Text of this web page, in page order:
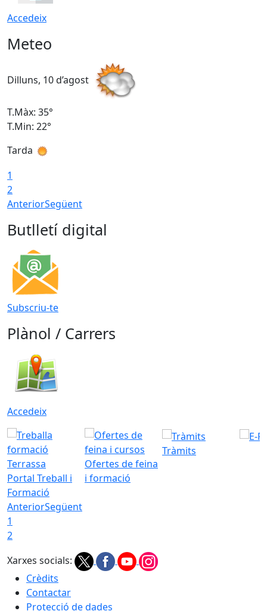
Accedeix
Meteo
Dilluns, 10 d’agost
T.Màx: 35°
T.Min: 22°
Tarda
1
2
AnteriorSegüent
Butlletí digital
Subscriu-te
Plànol / Carrers
Accedeix
Portal Treball i
Formació
Ofertes de feina
i formació
Tràmits
AnteriorSegüent
1
2
Xarxes socials:
Crèdits
Contactar
Protecció de dades